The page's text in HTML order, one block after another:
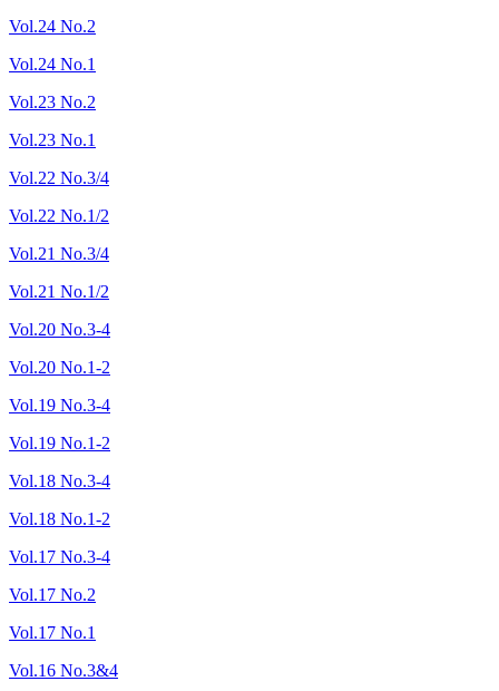
Vol.24 No.2
Vol.24 No.1
Vol.23 No.2
Vol.23 No.1
Vol.22 No.3/4
Vol.22 No.1/2
Vol.21 No.3/4
Vol.21 No.1/2
Vol.20 No.3-4
Vol.20 No.1-2
Vol.19 No.3-4
Vol.19 No.1-2
Vol.18 No.3-4
Vol.18 No.1-2
Vol.17 No.3-4
Vol.17 No.2
Vol.17 No.1
Vol.16 No.3&4